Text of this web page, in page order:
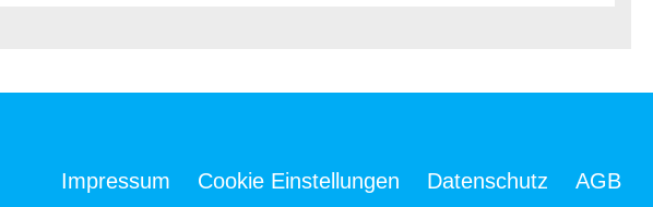
Impressum Cookie Einstellungen Datenschutz AGB